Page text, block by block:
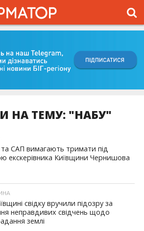
НА ТЕМУ: "НАБУ"
САП вимагають тримати під
екскерівника Київщини Чернишова
свідку вручили підозру за
неправдивих свідчень щодо
землі